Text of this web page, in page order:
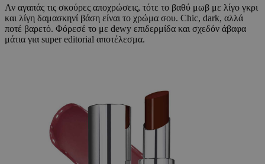
Αν αγαπάς τις σκούρες αποχρώσεις, τότε το βαθύ μωβ με λίγο γκρι
και λίγη δαμασκηνί βάση είναι το χρώμα σου. Chic, dark, αλλά
ποτέ βαρετό. Φόρεσέ το με dewy επιδερμίδα και σχεδόν άβαφα
μάτια για super editorial αποτέλεσμα.